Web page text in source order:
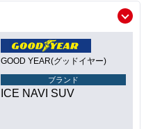
GOOD YEAR(グッドイヤー)
ブランド
ICE NAVI SUV